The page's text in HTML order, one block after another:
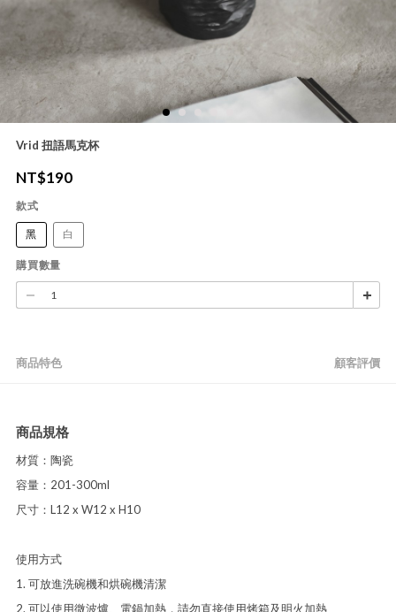
Vrid 扭語馬克杯
NT$190
款式
黑 白
購買數量
商品特色 顧客評價
商品規格
材質：陶瓷
容量：201-300ml
尺寸：L12 x W12 x H10
使用方式
1. 可放進洗碗機和烘碗機清潔
2. 可以使用微波爐、電鍋加熱，請勿直接使用烤箱及明火加熱